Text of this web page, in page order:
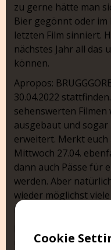
zu gerne hätte man
Bier gegönnt oder im
letzten Film sinniert.
nächstes Jahr all das
können.
Apropos:
30.04.2022
sehenswerten
ausgebaut und
erweitert. Merkt euch
Mittwoch 27.04.
dann auch Pässe für
werden. Aber
wieder möglichst
halten euch auf dem
und den
Cookie